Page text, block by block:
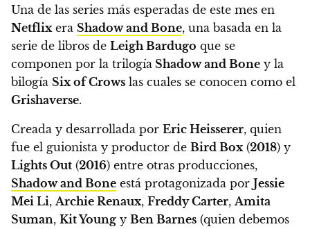
Una de las series más esperadas de este mes en
Netflixera Shadow and Bone, una basada en la
serie de libros de Leigh Bardugo que se
componen por la trilogía Shadow and Bone y la
bilogía Six of Crows las cuales se conocen como el
Grishaverse.
Creada y desarrollada por Eric Heisserer, quien
fue el guionista y productor de Bird Box(2018) y
Lights Out (2016) entre otras producciones,
Shadow and Bone está protagonizada por Jessie
Mei Li,Archie Renaux, Freddy Carter,Amita
Suman, Kit Young y Ben Barnes (quien debemos